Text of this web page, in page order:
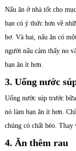
Nấu ăn ở nhà tốt cho
bạn có ý thức hơn về
bơ. Và hai, nấu ăn có
người nấu cảm thấy no
bạn ăn ít hơn.
3. Uống nước
Uống nước súp trước
nó làm bạn ăn ít hơn.
chúng có chất béo. Thay
4. Ăn thêm rau